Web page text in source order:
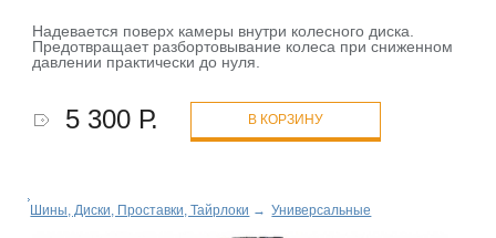
Надевается поверх камеры внутри колесного диска.
Предотвращает разбортовывание колеса при сниженном
давлении практически до нуля.
5 300 Р. В КОРЗИНУ
Шины, Диски, Проставки, Тайрлоки → Универсальные